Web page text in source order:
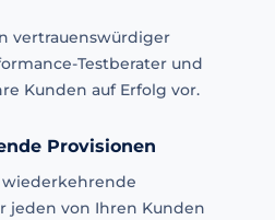
vertrauenswürdiger
Testberater und
Kunden auf Erfolg vor.
Provisionen
wiederkehrende
jeden von Ihren Kunden